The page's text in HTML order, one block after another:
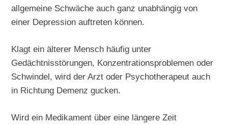
allgemeine Schwäche auch ganz unabhängig von
einer Depression auftreten können.
Klagt ein älterer Mensch häufig unter
Gedächtnisstörungen, Konzentrationsproblemen oder
Schwindel, wird der Arzt oder Psychotherapeut auch
in Richtung Demenz gucken.
Wird ein Medikament über eine längere Zeit